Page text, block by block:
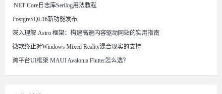
.NET Core日志库Serilog用法教程
PostgreSQL16新功能发布
深入理解 Astro 框架：构建高速内容驱动网站的实用指南
微软终止对Windows Mixed Reality混合现实的支持
跨平台UI框架 MAUI Avalonia Flutter怎么选？